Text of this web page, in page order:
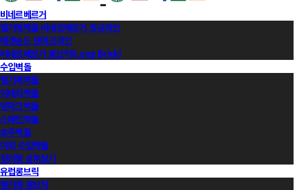
비네르베르거
벨기에벽돌 비네르베르거 정규라인
에겐순드 덴마크라인
비네르베르거 롱브릭(Long Brick)
수입벽돌
벨기에벽돌
이태리벽돌
덴마크벽돌
스페인벽돌
호주벽돌
이외 수입벽돌
컬러별 살펴보기
유럽롱브릭
벨기에 롱브릭